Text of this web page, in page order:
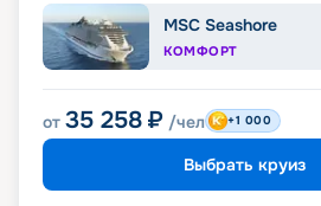
MSC Seashore
КОМФОРТ
от 35 258 ₽ /чел +1 000
Выбрать круиз